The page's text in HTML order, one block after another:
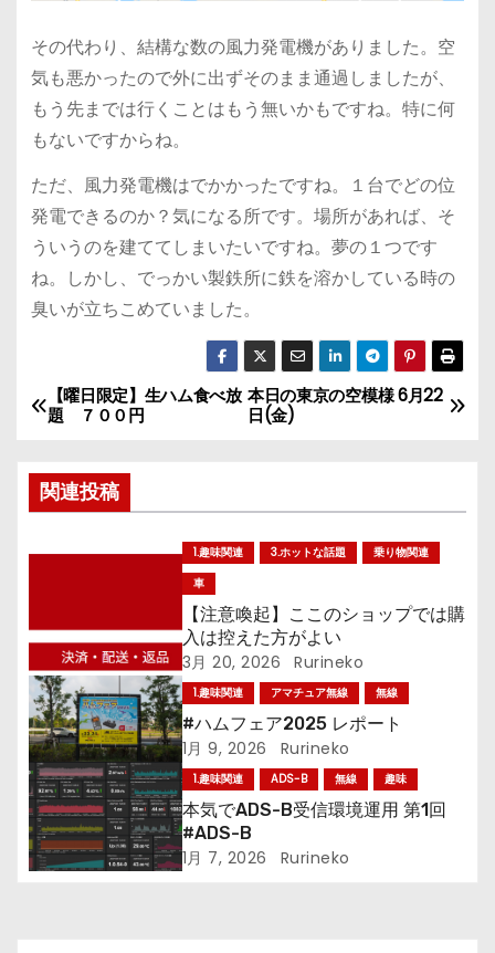
その代わり、結構な数の風力発電機がありました。空
気も悪かったので外に出ずそのまま通過しましたが、
もう先までは行くことはもう無いかもですね。特に何
もないですからね。
ただ、風力発電機はでかかったですね。１台でどの位
発電できるのか？気になる所です。場所があれば、そ
ういうのを建ててしまいたいですね。夢の１つです
ね。しかし、でっかい製鉄所に鉄を溶かしている時の
臭いが立ちこめていました。
投
ナ
ビ
ー
シ
ョ
ン
本日の東京の空模様 6月22
日(金)
【曜日限定】生ハム食べ放
題 ７００円
関連投稿
1.趣味関連 3.ホットな話題
乗り物関連
車
【注意喚起】ここのショップでは購
入は控えた方がよい
3月 20, 2026 Rurineko
1.趣味関連 アマチュア無線 無線
#ハムフェア2025 レポート
1月 9, 2026 Rurineko
1.趣味関連 ADS-B 無線 趣味
本気でADS-B受信環境運用 第1回
#ADS-B
1月 7, 2026 Rurineko